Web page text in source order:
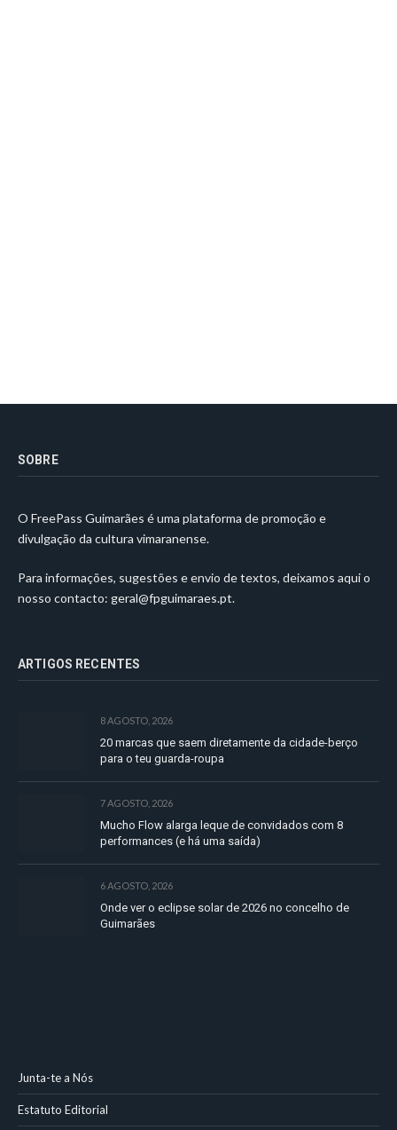
SOBRE
O FreePass Guimarães é uma plataforma de promoção e
divulgação da cultura vimaranense.
Para informações, sugestões e envio de textos, deixamos aqui o
nosso contacto: geral@fpguimaraes.pt.
ARTIGOS RECENTES
8 AGOSTO, 2026
20 marcas que saem diretamente da cidade-berço
para o teu guarda-roupa
7 AGOSTO, 2026
Mucho Flow alarga leque de convidados com 8
performances (e há uma saída)
6 AGOSTO, 2026
Onde ver o eclipse solar de 2026 no concelho de
Guimarães
Junta-te a Nós
Estatuto Editorial